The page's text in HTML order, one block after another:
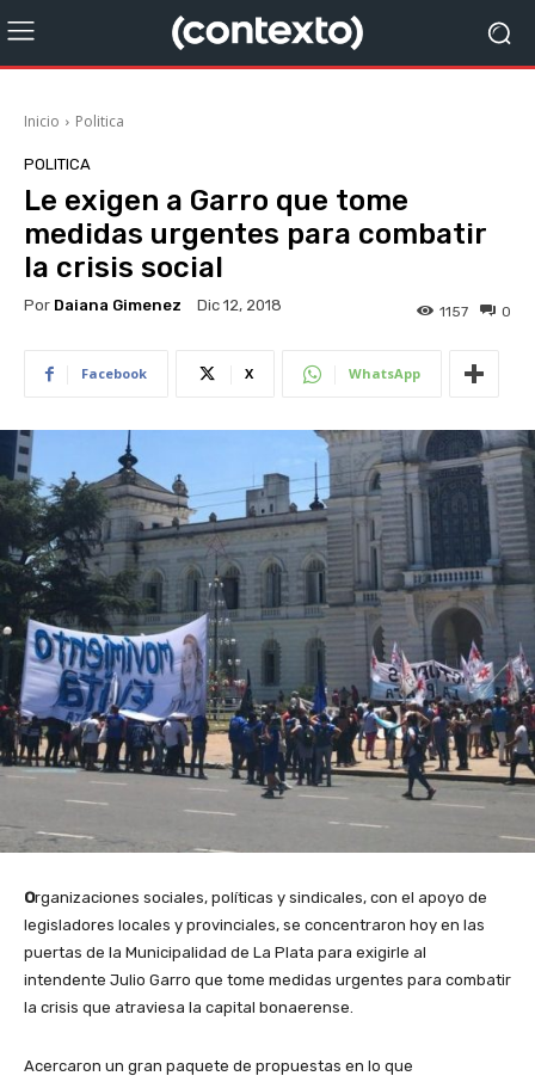
Inicio Politica
POLITICA
Le exigen a Garro que tome
medidas urgentes para combatir
la crisis social
Por Daiana Gimenez Dic 12, 2018 0
1157
Facebook X WhatsApp
Organizaciones sociales, políticas y sindicales, con el apoyo de
legisladores locales y provinciales, se concentraron hoy en las
puertas de la Municipalidad de La Plata para exigirle al
intendente Julio Garro que tome medidas urgentes para combatir
la crisis que atraviesa la capital bonaerense.
Acercaron un gran paquete de propuestas en lo que